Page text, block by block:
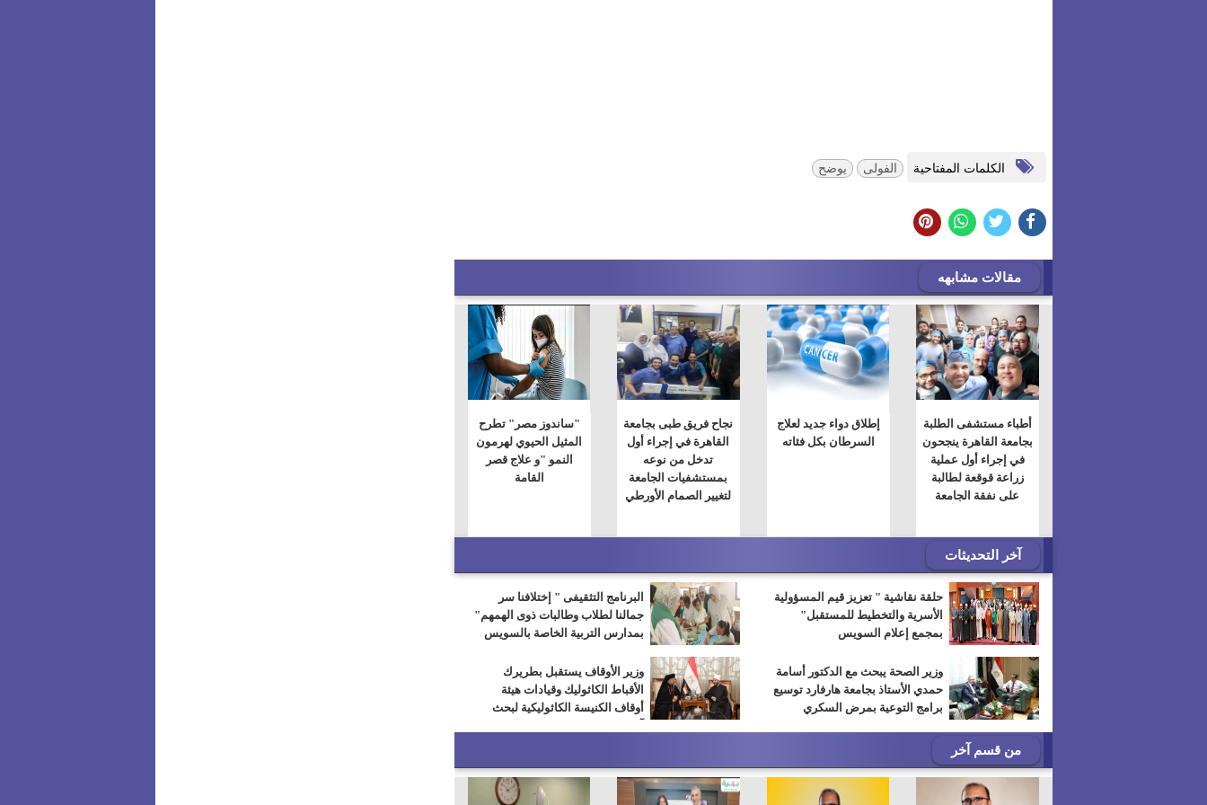
الكلمات المفتاحية الفولى يوضح
مقالات مشابهه
أطباء مستشفى الطلبة
بجامعة القاهرة ينجحون
في إجراء أول عملية
زراعة قوقعة لطالبة
على نفقة الجامعة
إطلاق دواء جديد لعلاج
السرطان بكل فئاته
نجاح فريق طبى بجامعة
القاهرة في إجراء أول
تدخل من نوعه
بمستشفيات الجامعة
لتغيير الصمام الأورطي
"ساندوز مصر" تطرح
المثيل الحيوي لهرمون
النمو "و علاج قصر
القامة
آخر التحديثات
حلقة نقاشية " تعزيز قيم المسؤولية
الأسرية والتخطيط للمستقبل"
بمجمع إعلام السويس
البرنامج التثقيفى " إختلافنا سر
جمالنا لطلاب وطالبات ذوى الهمهم"
بمدارس التربية الخاصة بالسويس
وزير الصحة يبحث مع الدكتور أسامة
حمدي الأستاذ بجامعة هارفارد توسيع
برامج التوعية بمرض السكري
وزير الأوقاف يستقبل بطريرك
الأقباط الكاثوليك وقيادات هيئة
أوقاف الكنيسة الكاثوليكية لبحث
من قسم آخر